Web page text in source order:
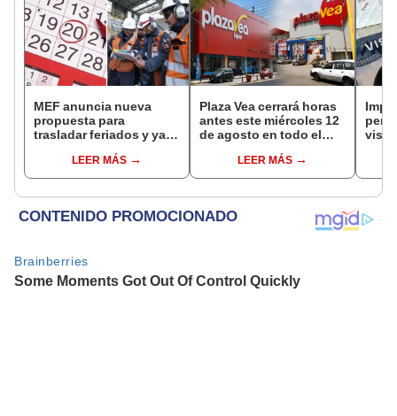
MEF anuncia nueva
propuesta para
trasladar feriados y ya
“Lunes es mejor día”
LEER MÁS
Plaza Vea cerrará horas
antes este miércoles 12
de agosto en todo el
hasta las 7 p.m.
LEER MÁS